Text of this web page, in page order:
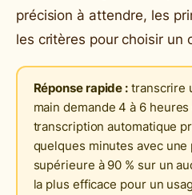
précision à attendre, les
les critères pour choisir un
Réponse rapide : transcrire
main demande 4 à 6
transcription automatique
quelques minutes avec
supérieure à 90 % sur un
la plus efficace pour un